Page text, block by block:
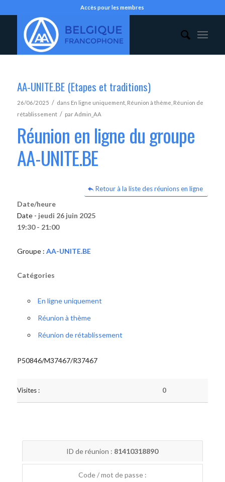
Accès pour les membres
AA-UNITE.BE (Etapes et traditions)
26/06/2025 / dans En ligne uniquement, Réunion à thème Réunion de
rétablissement / parAdmin_AA
Réunion en ligne du groupe
AA-UNITE.BE
Retour à la liste des réunions en ligne
Date/heure
Date - jeudi 26 juin 2025
19:30 - 21:00
Groupe : AA-UNITE.BE
Catégories
En ligne uniquement
Réunion à thème
Réunion de rétablissement
P50846/M37467/R37467
Visites : 0
ID de réunion : 81410318890
Code / mot de passe :